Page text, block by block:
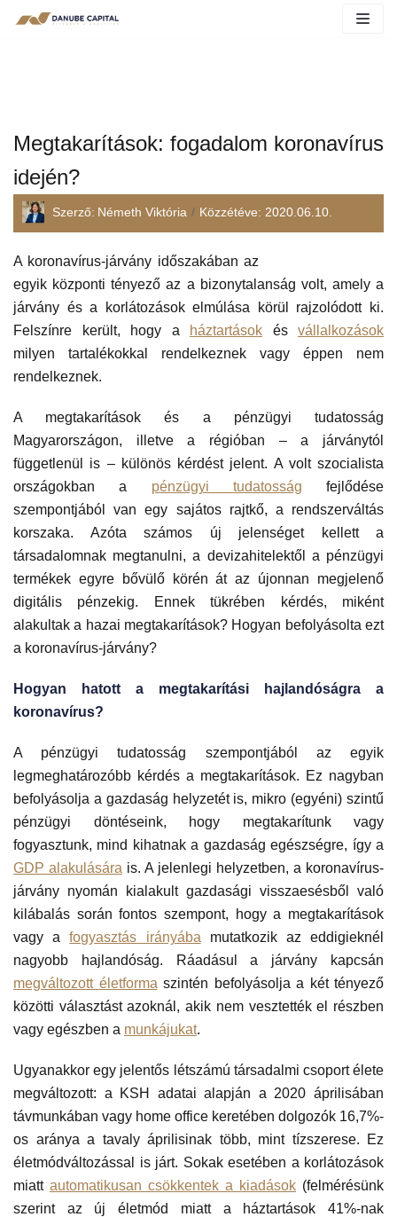
Megtakarítások: fogadalom koronavírus
idején?
Szerző: Németh Viktória Közzétéve: 2020.06.10.
A koronavírus-járvány időszakában az
egyik központi tényező az a bizonytalanság volt, amely a
járvány és a korlátozások elmúlása körül rajzolódott ki.
Felszínre került, hogy a
háztartások és vállalkozások
milyen tartalékokkal rendelkeznek vagy éppen nem
rendelkeznek.
A megtakarítások és a pénzügyi tudatosság
Magyarországon, illetve a régióban – a járványtól
függetlenül is – különös kérdést jelent. A volt szocialista
országokban a pénzügyi tudatosság fejlődése
szempontjából van egy sajátos rajtkő, a rendszerváltás
korszaka. Azóta számos új jelenséget kellett a
társadalomnak megtanulni, a devizahitelektől a pénzügyi
termékek egyre bővülő körén át az újonnan megjelenő
digitális pénzekig. Ennek tükrében kérdés, miként
alakultak a hazai megtakarítások? Hogyan befolyásolta ezt
a koronavírus-járvány?
Hogyan hatott a megtakarítási hajlandóságra a
koronavírus?
A pénzügyi tudatosság szempontjából az egyik
legmeghatározóbb kérdés a megtakarítások. Ez nagyban
befolyásolja a gazdaság helyzetét is, mikro (egyéni) szintű
pénzügyi döntéseink, hogy megtakarítunk vagy
fogyasztunk, mind kihatnak a gazdaság egészségre, így a
GDP alakulására is. A jelenlegi helyzetben, a koronavírus-
járvány nyomán kialakult gazdasági visszaesésből való
kilábalás során fontos szempont, hogy a megtakarítások
vagy afogyasztás irányába mutatkozik az eddigieknél
nagyobb hajlandóság. Ráadásul a járvány kapcsán
megváltozott életforma szintén befolyásolja a két tényező
közötti választást azoknál, akik nem vesztették el részben
vagy egészben a munkájukat.
Ugyanakkor egy jelentős létszámú társadalmi csoport élete
megváltozott: a KSH adatai alapján a 2020 áprilisában
távmunkában vagy home office keretében dolgozók 16,7%-
os aránya a tavaly áprilisinak több, mint tízszerese. Ez
életmódváltozással is járt. Sokak esetében a korlátozások
miatt automatikusan csökkentek a kiadások (felmérésünk
szerint az új életmód miatt a háztartások 41%-nak